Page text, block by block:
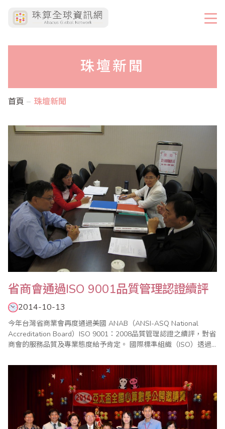
珠壇新聞
首頁 珠壇新聞
省商會通過ISO 9001品質管理認證續評
2014-10-13
今年台灣省商業會再度通過美國 ANAB（ANSI-ASQ National
Accreditation Board）ISO 9001：2008品質管理認證之續評，對省
商會的服務品質及專業態度給予肯定。 國際標準組織（ISO）透過
止，ISO 9001：2008品質管理證書已在全球187個國家發出超過
112萬張認證，許多國際性的機構都以..